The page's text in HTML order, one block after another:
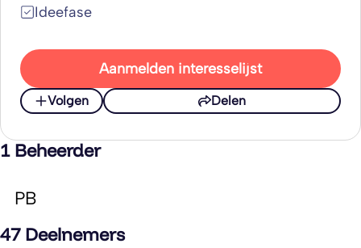
Ideefase
Aanmelden interesselijst
Volgen Delen
1 Beheerder
PB
47 Deelnemers